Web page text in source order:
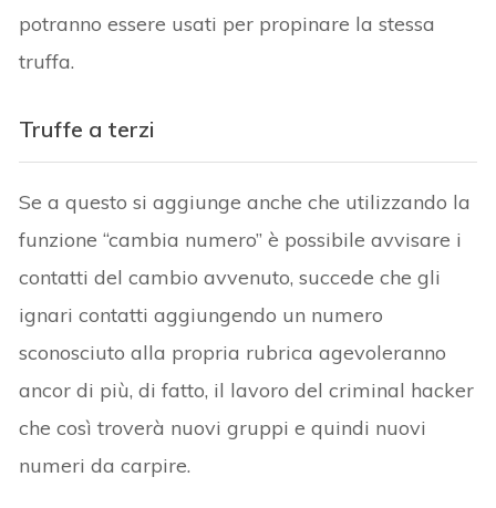
potranno essere usati per propinare la stessa
truffa.
Truffe a terzi
Se a questo si aggiunge anche che utilizzando la
funzione “cambia numero” è possibile avvisare i
contatti del cambio avvenuto, succede che gli
ignari contatti aggiungendo un numero
sconosciuto alla propria rubrica agevoleranno
ancor di più, di fatto, il lavoro del criminal hacker
che così troverà nuovi gruppi e quindi nuovi
numeri da carpire.